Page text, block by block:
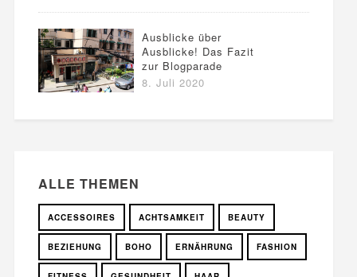
Ausblicke über
Ausblicke! Das Fazit
zur Blogparade
8. Juli 2020
ALLE THEMEN
ACCESSOIRES ACHTSAMKEIT BEAUTY
BEZIEHUNG BOHO ERNÄHRUNG FASHION